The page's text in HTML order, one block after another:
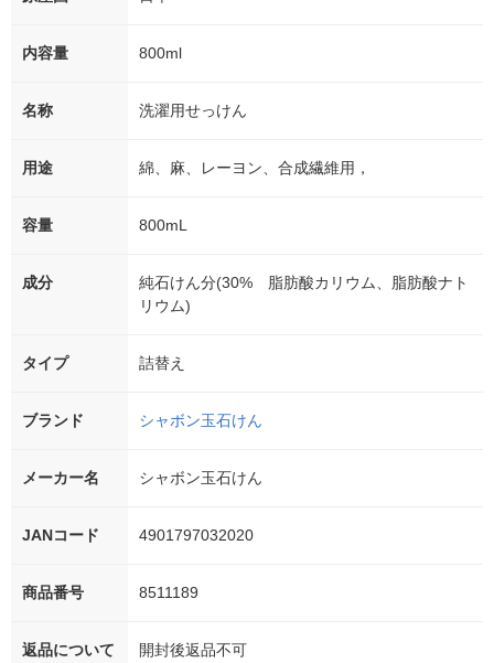
内容量 800ml
名称 洗濯用せっけん
用途 綿、麻、レーヨン、合成繊維用，
容量 800mL
成分
純石けん分(30% 脂肪酸カリウム、脂肪酸ナト
リウム)
タイプ 詰替え
ブランド シャボン玉石けん
メーカー名 シャボン玉石けん
JANコード 4901797032020
商品番号 8511189
返品について
開封後返品不可